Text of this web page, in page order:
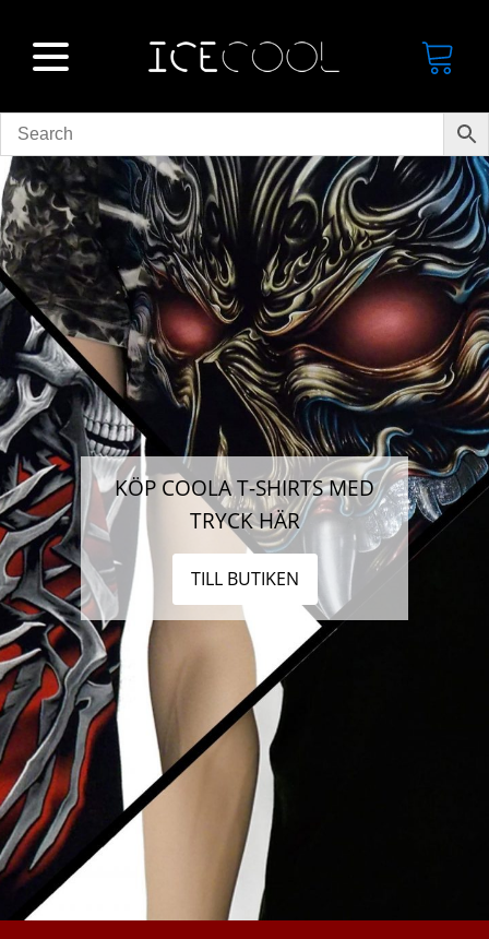
KÖP COOLA T-SHIRTS MED
TRYCK HÄR
TILL BUTIKEN